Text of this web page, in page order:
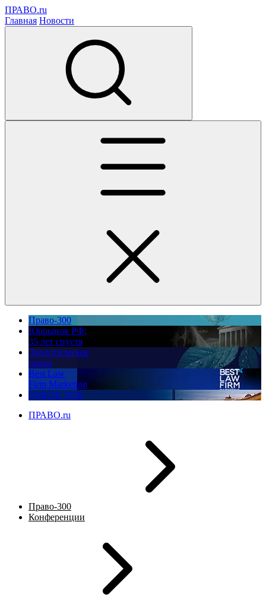
ПРАВО.ru
Главная Новости
Право-300
Юррынок РФ:
35 лет спустя
Экологическое
право
Best Law
Firm Marketing
ПМЮФ 2026
ПРАВО.ru
Право-300
Конференции